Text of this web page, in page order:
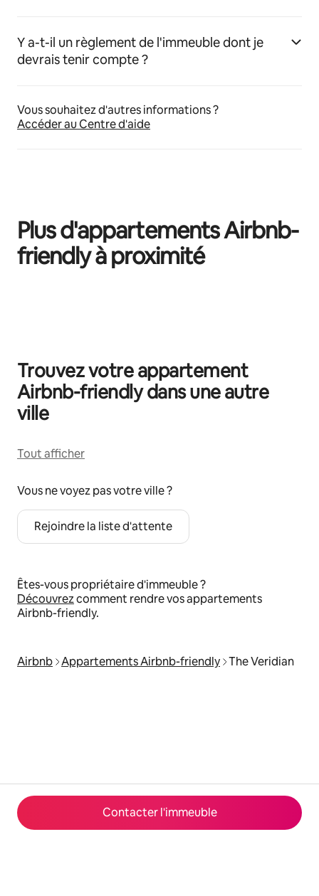
Contacter l'immeuble
Y a-t-il un règlement de l'immeuble dont je
devrais tenir compte ?
Vous souhaitez d'autres informations ?
Accéder au Centre d'aide
Plus d'appartements Airbnb-
friendly à proximité
Trouvez votre appartement
Airbnb-friendly dans une autre
ville
Tout afficher
Vous ne voyez pas votre ville ?
Rejoindre la liste d'attente
Êtes-vous propriétaire d'immeuble ?
Découvrezcomment rendre vos appartements
Airbnb-friendly.
Airbnb Appartements Airbnb-friendly The Veridian